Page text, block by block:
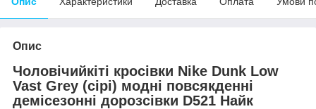
Опис
Чоловічийкiті кросівки Nike Dunk Low
Vast Grey (сірі) модні повсякденні
демісезонні дорозсівки D521 Найк